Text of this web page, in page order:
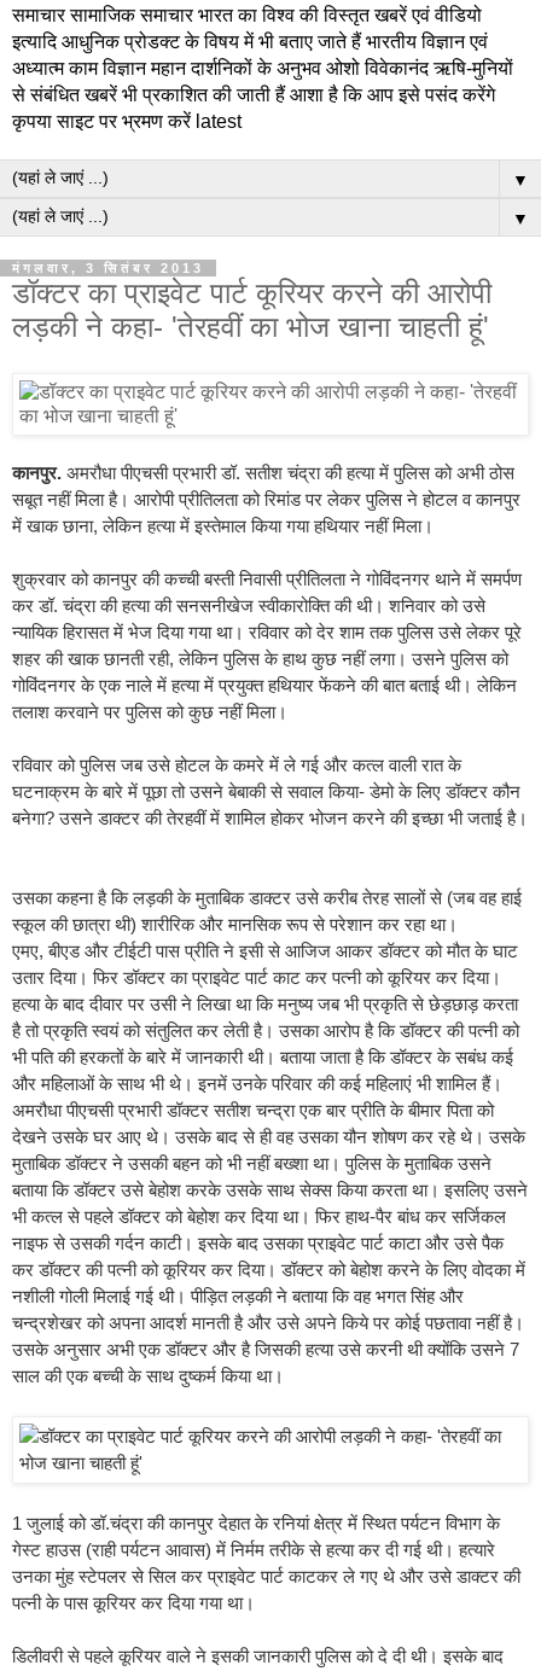
समाचार सामाजिक समाचार भारत का विश्व की विस्तृत खबरें एवं वीडियो
इत्यादि आधुनिक प्रोडक्ट के विषय में भी बताए जाते हैं भारतीय विज्ञान एवं
अध्यात्म काम विज्ञान महान दार्शनिकों के अनुभव ओशो विवेकानंद ऋषि-मुनियों
से संबंधित खबरें भी प्रकाशित की जाती हैं आशा है कि आप इसे पसंद करेंगे
कृपया साइट पर भ्रमण करें latest
▼
▼
मंगलवार, 3 सितंबर 2013
डॉक्‍टर का प्राइवेट पार्ट कूरियर करने की आरोपी
लड़की ने कहा- 'तेरहवीं का भोज खाना चाहती हूं'
कानपुर. अमरौधा पीएचसी प्रभारी डॉ. सतीश चंद्रा की हत्या में पुलिस को अभी ठोस
सबूत नहीं मिला है। आरोपी प्रीतिलता को रिमांड पर लेकर पुलिस ने होटल व कानपुर
में खाक छाना, लेकिन हत्या में इस्‍तेमाल किया गया हथियार नहीं मिला।
शुक्रवार को कानपुर की कच्ची बस्ती निवासी प्रीतिलता ने गोविंदनगर थाने में समर्पण
कर डॉ. चंद्रा की हत्या की सनसनीखेज स्वीकारोक्ति की थी। शनिवार को उसे
न्यायिक हिरासत में भेज दिया गया था। रविवार को देर शाम तक पुलिस उसे लेकर पूरे
शहर की खाक छानती रही, लेकिन पुलिस के हाथ कुछ नहीं लगा। उसने पुलिस को
गोविंदनगर के एक नाले में हत्या में प्रयुक्त हथियार फेंकने की बात बताई थी। लेकिन
तलाश करवाने पर पुलिस को कुछ नहीं मिला।
रविवार को पुलिस जब उसे होटल के कमरे में ले गई और कत्‍ल वाली रात के
घटनाक्रम के बारे में पूछा तो उसने बेबाकी से सवाल किया- डेमो के लिए डॉक्टर कौन
बनेगा? उसने डाक्टर की तेरहवीं में शामिल होकर भोजन करने की इच्‍छा भी जताई है।
उसका कहना है कि लड़की के मुताबिक डाक्टर उसे करीब तेरह सालों से (जब वह हाई
स्कूल की छात्रा थी) शारीरिक और मानसिक रूप से परेशान कर रहा था।
एमए, बीएड और टीईटी पास प्रीति ने इसी से आजिज आकर डॉक्‍टर को मौत के घाट
उतार दिया। फिर डॉक्टर का प्राइवेट पार्ट काट कर पत्‍नी को कूरियर कर दिया।
हत्या के बाद दीवार पर उसी ने लिखा था कि मनुष्य जब भी प्रकृति से छेड़छाड़ करता
है तो प्रकृति स्वयं को संतुलित कर लेती है। उसका आरोप है कि डॉक्टर की पत्नी को
भी पति की हरकतों के बारे में जानकारी थी। बताया जाता है कि डॉक्टर के सबंध कई
और महिलाओं के साथ भी थे। इनमें उनके परिवार की कई महिलाएं भी शामिल हैं।
अमरौधा पीएचसी प्रभारी डॉक्टर सतीश चन्द्रा एक बार प्रीति के बीमार पिता को
देखने उसके घर आए थे। उसके बाद से ही वह उसका यौन शोषण कर रहे थे। उसके
मुताबिक डॉक्‍टर ने उसकी बहन को भी नहीं बख्‍शा था। पुलिस के मुताबिक उसने
बताया कि डॉक्‍टर उसे बेहोश करके उसके साथ सेक्‍स किया करता था। इसलिए उसने
भी कत्‍ल से पहले डॉक्‍टर को बेहोश कर दिया था। फिर हाथ-पैर बांध कर सर्जिकल
नाइफ से उसकी गर्दन काटी। इसके बाद उसका प्राइवेट पार्ट काटा और उसे पैक
कर डॉक्‍टर की पत्‍नी को कूरियर कर दिया। डॉक्‍टर को बेहोश करने के लिए वोदका में
नशीली गोली मिलाई गई थी। पीड़ित लड़की ने बताया कि वह भगत सिंह और
चन्द्रशेखर को अपना आदर्श मानती है और उसे अपने किये पर कोई पछतावा नहीं है।
उसके अनुसार अभी एक डॉक्टर और है जिसकी हत्या उसे करनी थी क्योंकि उसने 7
साल की एक बच्ची के साथ दुष्कर्म किया था।
1 जुलाई को डॉ.चंद्रा की कानपुर देहात के रनियां क्षेत्र में स्थित पर्यटन विभाग के
गेस्ट हाउस (राही पर्यटन आवास) में निर्मम तरीके से हत्या कर दी गई थी। हत्यारे
उनका मुंह स्टेपलर से सिल कर प्राइवेट पार्ट काटकर ले गए थे और उसे डाक्टर की
पत्‍नी के पास कूरियर कर दिया गया था।
डिलीवरी से पहले कूरियर वाले ने इसकी जानकारी पुलिस को दे दी थी। इसके बाद